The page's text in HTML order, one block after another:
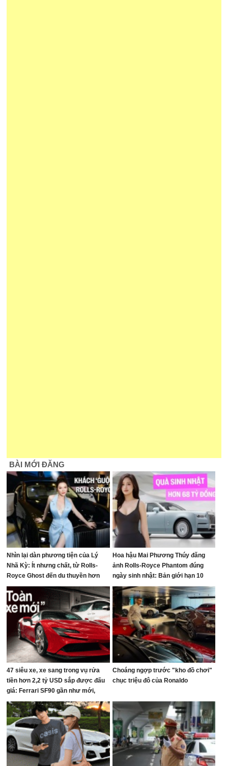
BÀI MỚI ĐĂNG
Nhìn lại dàn phương tiện của Lý
Nhã Kỳ: Ít nhưng chất, từ Rolls-
Royce Ghost đến du thuyền hơn
100 tỷ đồng
Hoa hậu Mai Phương Thúy đăng
ảnh Rolls-Royce Phantom đúng
ngày sinh nhật: Bản giới hạn 10
chiếc toàn cầu, giá quy đổi gần 68
tỷ đồng
47 siêu xe, xe sang trong vụ rửa
tiền hơn 2,2 tỷ USD sắp được đấu
giá: Ferrari SF90 gần như mới,
Rolls-Royce xếp hàng dài
Choáng ngợp trước "kho đồ chơi"
chục triệu đô của Ronaldo